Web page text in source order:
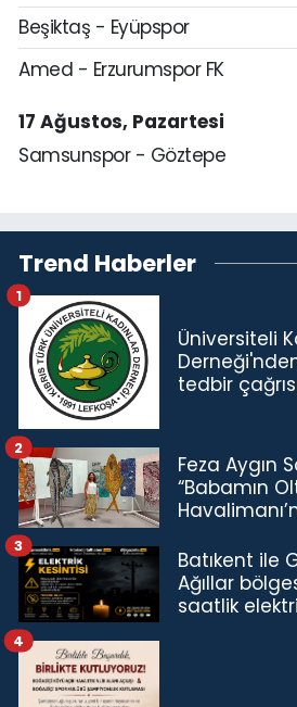
Beşiktaş - Eyüpspor
Amed - Erzurumspor FK
17 Ağustos, Pazartesi
Samsunspor - Göztepe
Trend Haberler
Üniversiteli
tedbir
1
Feza Aygın
“Babamın
2
Batıkent ile
Ağıllar
saatlik
3
4